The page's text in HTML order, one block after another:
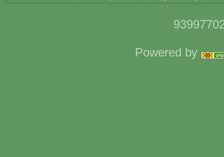
Powered by